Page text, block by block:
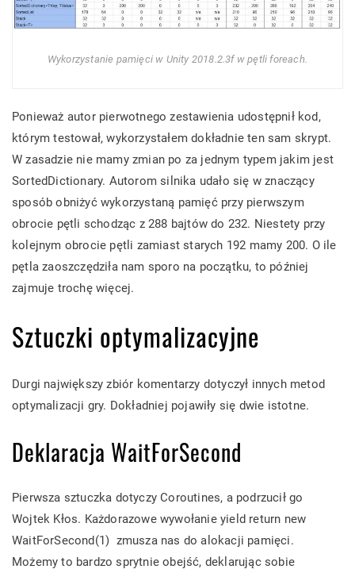
Wykorzystanie pamięci w Unity 2018.2.3f w pętli foreach.
Ponieważ autor pierwotnego zestawienia udostępnił kod,
którym testował, wykorzystałem dokładnie ten sam skrypt.
W zasadzie nie mamy zmian po za jednym typem jakim jest
SortedDictionary. Autorom silnika udało się w znaczący
sposób obniżyć wykorzystaną pamięć przy pierwszym
obrocie pętli schodząc z 288 bajtów do 232. Niestety przy
kolejnym obrocie pętli zamiast starych 192 mamy 200. O ile
pętla zaoszczędziła nam sporo na początku, to później
zajmuje trochę więcej.
Sztuczki optymalizacyjne
Durgi największy zbiór komentarzy dotyczył innych metod
optymalizacji gry. Dokładniej pojawiły się dwie istotne.
Deklaracja WaitForSecond
Pierwsza sztuczka dotyczy Coroutines, a podrzucił go
Wojtek Kłos. Każdorazowe wywołanie yield return new
WaitForSecond(1) zmusza nas do alokacji pamięci.
Możemy to bardzo sprytnie obejść, deklarując sobie